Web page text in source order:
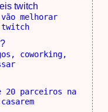
twitch
melhorar
twitch
coworking,
20 parceiros na